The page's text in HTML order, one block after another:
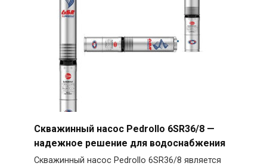
Скважинный насос Pedrollo 6SR36/8 —
надежное решение для водоснабжения
Скважинный насос Pedrollo 6SR36/8 является